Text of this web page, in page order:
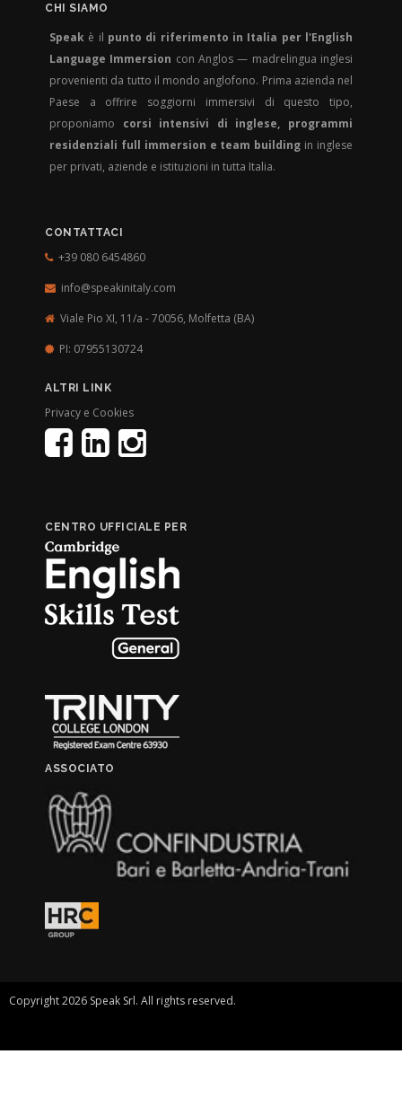
CHI SIAMO
Speak è il punto di riferimento in Italia per l'English
Language Immersion con Anglos — madrelingua inglesi
provenienti da tutto il mondo anglofono. Prima azienda nel
Paese a offrire soggiorni immersivi di questo tipo,
proponiamo corsi intensivi di inglese, programmi
residenziali full immersion e team building in inglese
per privati, aziende e istituzioni in tutta Italia.
CONTATTACI
+39 080 6454860
info@speakinitaly.com
Viale Pio XI, 11/a - 70056, Molfetta (BA)
PI: 07955130724
ALTRI LINK
Privacy e Cookies
CENTRO UFFICIALE PER
ASSOCIATO
Copyright 2026 Speak Srl. All rights reserved.